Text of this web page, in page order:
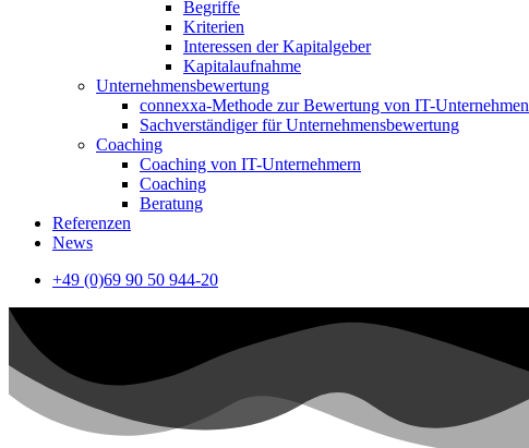
Begriffe
Kriterien
Interessen der Kapitalgeber
Kapitalaufnahme
Unternehmensbewertung
connexxa-Methode zur Bewertung von IT-Unternehmen
Sachverständiger für Unternehmensbewertung
Coaching
Coaching von IT-Unternehmern
Coaching
Beratung
Referenzen
News
+49 (0)69 90 50 944-20